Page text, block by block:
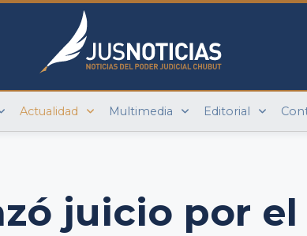
Actualidad Multimedia Editorial
juicio por el